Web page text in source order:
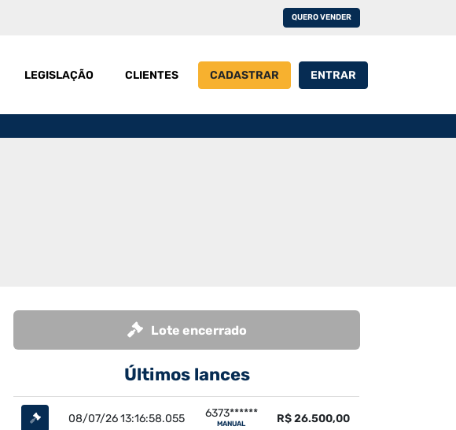
QUERO VENDER
LEGISLAÇÃO CLIENTES CADASTRAR ENTRAR
Lote encerrado
Últimos lances
08/07/26 13:16:58.055 6373******
MANUAL R$ 26.500,00